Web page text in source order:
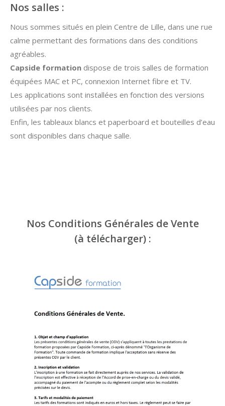
Nos salles :
Nous sommes situés en plein Centre de Lille, dans une rue
calme permettant des formations dans des conditions
agréables.
Capside formation dispose de trois salles de formation
équipées MAC et PC, connexion Internet fibre et TV.
Les applications sont installées en fonction des versions
utilisées par nos clients.
Enfin, les tableaux blancs et paperboard et bouteilles d’eau
sont disponibles dans chaque salle.
Nos Conditions Générales de Vente
(à télécharger) :